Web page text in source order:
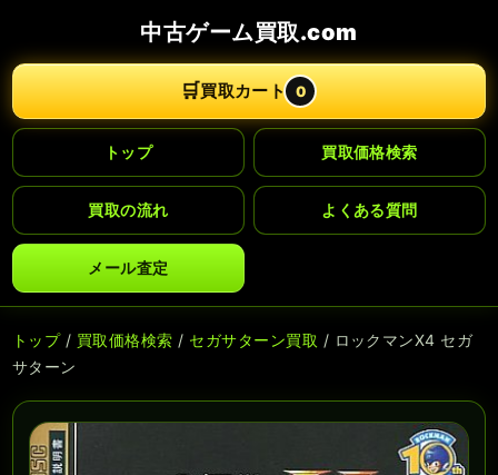
中古ゲーム買取.com
🛒買取カート 0
トップ 買取価格検索
買取の流れ よくある質問
メール査定
トップ/ 買取価格検索 / セガサターン買取 / ロックマンX4 セガ
サターン